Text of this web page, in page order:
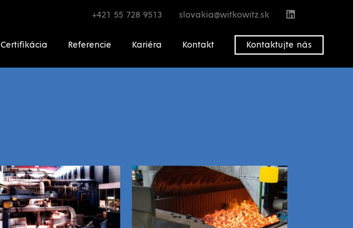
+421 55 728 9513 slovakia@witkowitz.sk
Certifikácia Referencie Kariéra Kontakt Kontaktujte nás